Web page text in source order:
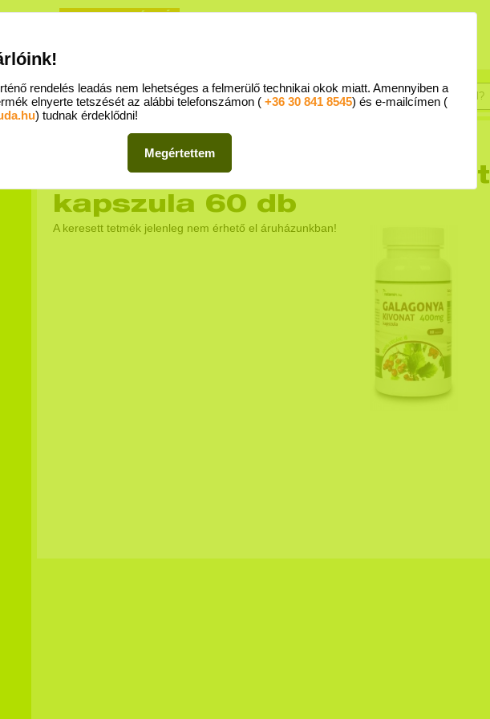
II. 5. emelet - 1024 Budapest, Lövőház u. 1-5. I MediAd Kft. I Telefon:
MENETE SZÁLLÍTÁS FELTÉTELEI GYIK KAPCSOLAT
Étrend-kiegészítők
Netamin Galagonya kivonat
kapszula 60 db
A keresett tetmék jelenleg nem érhető el áruházunkban!
rendelés leadás nem lehetséges a felmerülő technikai okok miatt. Amennyiben a
elnyerte tetszését az alábbi telefonszámon ( +36 30 841 8545) és e-mailcímen (
) tudnak érdeklődni!
Megértettem